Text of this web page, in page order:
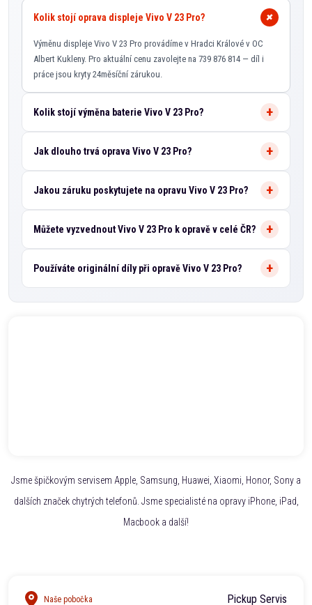
Kolik stojí oprava displeje Vivo V 23 Pro?
Výměnu displeje Vivo V 23 Pro provádíme v Hradci Králové v OC
Albert Kukleny. Pro aktuální cenu zavolejte na 739 876 814 — díl i
práce jsou kryty 24měsíční zárukou.
Kolik stojí výměna baterie Vivo V 23 Pro?
Jak dlouho trvá oprava Vivo V 23 Pro?
Jakou záruku poskytujete na opravu Vivo V 23 Pro?
Můžete vyzvednout Vivo V 23 Pro k opravě v celé ČR?
Používáte originální díly při opravě Vivo V 23 Pro?
Jsme špičkovým servisem Apple, Samsung, Huawei, Xiaomi, Honor, Sony a
dalších značek chytrých telefonů. Jsme specialisté na opravy iPhone, iPad,
Macbook a další!
Naše pobočka
Pickup Servis